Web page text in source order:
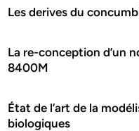
Les derives du
La re-conception d’un
8400M
État de l’art de la
biologiques